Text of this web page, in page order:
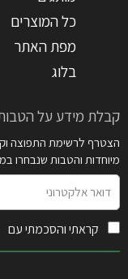
כל המוצרים
מפת האתר
בלוג
קבלת מידע על
הצטרף לרשימת התפוצה
מיוחדות והטבות שנבחרו
אלקטרוני
קראתי והסכמתי עם